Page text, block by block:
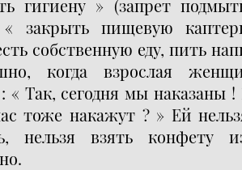
гигиену » (запрет
« закрыть пищевую
собственную еду, пить
когда взрослая
« Так, сегодня мы наказаны
тоже накажут ? » Ей
нельзя взять конфету